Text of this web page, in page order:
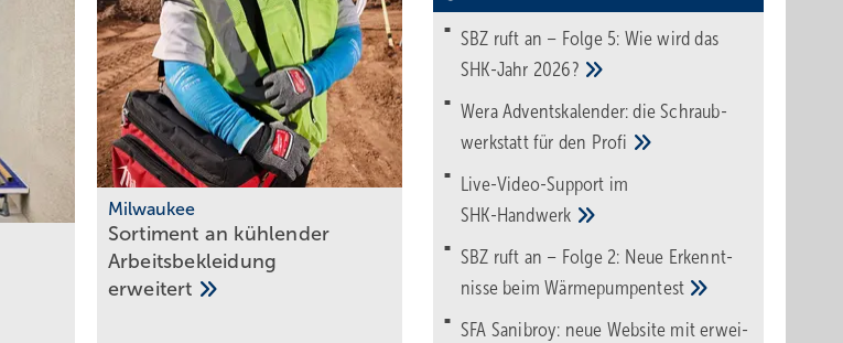
Milwaukee
Sortiment an kühlender
Arbeitsbekleidung
erweitert
SBZ ruft an – Folge 5: Wie wird das
SHK-Jahr 2026?
Wera Adventskalender: die Schraub­
werk­statt für den Pro­fi
Live-Video-Support im
SHK-Handwerk
SBZ ruft an – Folge 2: Neue Erkennt­
nisse beimWärme­pumpen­test
SFA Sanibroy: neue Web­site mit erwei­